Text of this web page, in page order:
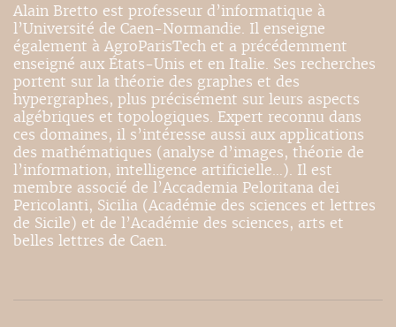
Alain Bretto est professeur d’informatique à
l’Université de Caen-Normandie. Il enseigne
également à AgroParisTech et a précédemment
enseigné aux États-Unis et en Italie. Ses recherches
portent sur la théorie des graphes et des
hypergraphes, plus précisément sur leurs aspects
algébriques et topologiques. Expert reconnu dans
ces domaines, il s’intéresse aussi aux applications
des mathématiques (analyse d’images, théorie de
l’information, intelligence artificielle…). Il est
membre associé de l’Accademia Peloritana dei
Pericolanti, Sicilia (Académie des sciences et lettres
de Sicile) et de l’Académie des sciences, arts et
belles lettres de Caen.